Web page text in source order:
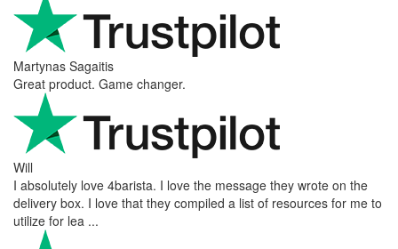
Martynas Sagaitis
Great product. Game changer.
Will
I absolutely love 4barista. I love the message they wrote on the
delivery box. I love that they compiled a list of resources for me to
utilize for lea ...